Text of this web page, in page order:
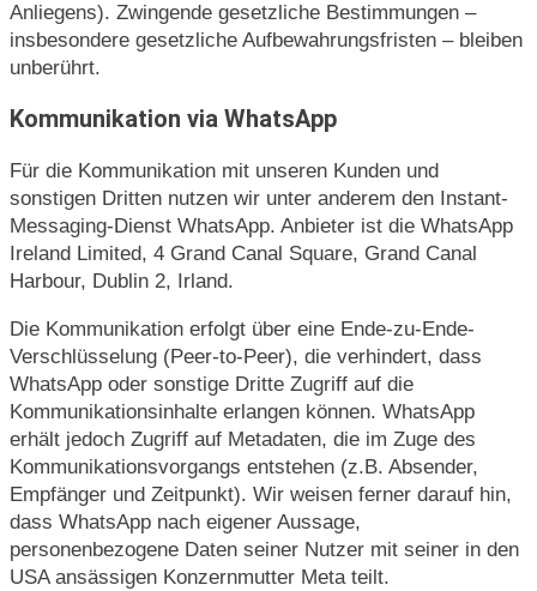
Anliegens). Zwingende gesetzliche Bestimmungen –
insbesondere gesetzliche Aufbewahrungsfristen – bleiben
unberührt.
Kommunikation via WhatsApp
Für die Kommunikation mit unseren Kunden und
sonstigen Dritten nutzen wir unter anderem den Instant-
Messaging-Dienst WhatsApp. Anbieter ist die WhatsApp
Ireland Limited, 4 Grand Canal Square, Grand Canal
Harbour, Dublin 2, Irland.
Die Kommunikation erfolgt über eine Ende-zu-Ende-
Verschlüsselung (Peer-to-Peer), die verhindert, dass
WhatsApp oder sonstige Dritte Zugriff auf die
Kommunikationsinhalte erlangen können. WhatsApp
erhält jedoch Zugriff auf Metadaten, die im Zuge des
Kommunikationsvorgangs entstehen (z.B. Absender,
Empfänger und Zeitpunkt). Wir weisen ferner darauf hin,
dass WhatsApp nach eigener Aussage,
personenbezogene Daten seiner Nutzer mit seiner in den
USA ansässigen Konzernmutter Meta teilt.